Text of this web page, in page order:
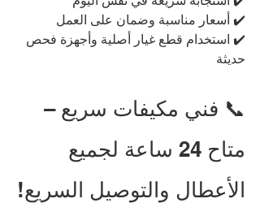
✔️ أسعار مناسبة وضمان على العمل
✔️ استخدام قطع غيار أصلية وأجهزة فحص
حديثة
📞 فني مكيفات سريع –
متاح 24 ساعة لجميع
الأعطال والتوصيل السريع!